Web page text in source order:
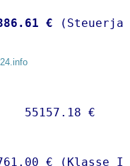
€
€ (Klasse I)